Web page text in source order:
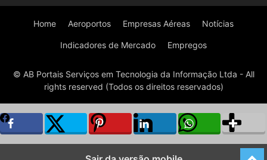
Home Aeroportos Empresas Aéreas Notícias
Indicadores de Mercado Empregos
© AB Portais Serviços em Tecnologia da Informação Ltda - All
rights reserved (Todos os direitos reservados)